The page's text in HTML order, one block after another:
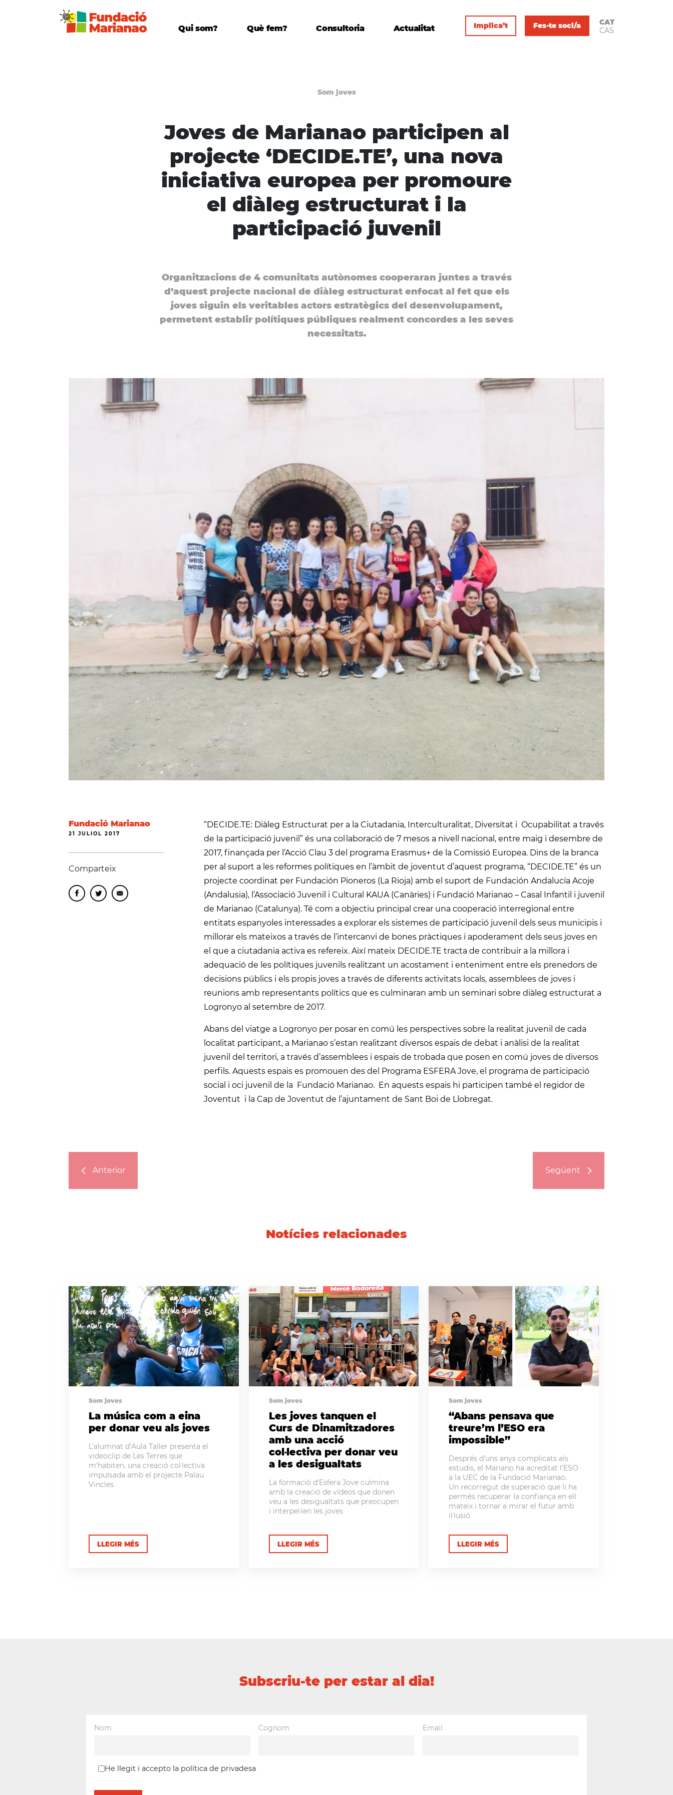
Qui som? Què fem? Consultoria Actualitat Implica’t Fes-te soci/a
CAT
CAS
Som joves
Joves de Marianao participen al
projecte ‘DECIDE.TE’, una nova
iniciativa europea per promoure
el diàleg estructurat i la
participació juvenil
Organitzacions de 4 comunitats autònomes cooperaran juntes a través
d’aquest projecte nacional de diàleg estructurat enfocat al fet que els
joves siguin els veritables actors estratègics del desenvolupament,
permetent establir polítiques públiques realment concordes a les seves
necessitats.
Fundació Marianao
21 JULIOL 2017
Comparteix
“DECIDE.TE: Diàleg Estructurat per a la Ciutadania, Interculturalitat, Diversitat i Ocupabilitat a través
de la participació juvenil” és una col·laboració de 7 mesos a nivell nacional, entre maig i desembre de
2017, finançada per l’Acció Clau 3 del programa Erasmus+ de la Comissió Europea. Dins de la branca
per al suport a les reformes polítiques en l’àmbit de joventut d’aquest programa, “DECIDE.TE” és un
projecte coordinat per Fundación Pioneros (La Rioja) amb el suport de Fundación Andalucía Acoje
(Andalusia), l’Associació Juvenil i Cultural KAUA (Canàries) i Fundació Marianao – Casal Infantil i juvenil
de Marianao (Catalunya). Té com a objectiu principal crear una cooperació interregional entre
entitats espanyoles interessades a explorar els sistemes de participació juvenil dels seus municipis i
millorar els mateixos a través de l’intercanvi de bones pràctiques i apoderament dels seus joves en
el que a ciutadania activa es refereix. Així mateix DECIDE.TE tracta de contribuir a la millora i
adequació de les polítiques juvenils realitzant un acostament i enteniment entre els prenedors de
decisions públics i els propis joves a través de diferents activitats locals, assemblees de joves i
reunions amb representants polítics que es culminaran amb un seminari sobre diàleg estructurat a
Logronyo al setembre de 2017.
Abans del viatge a Logronyo per posar en comú les perspectives sobre la realitat juvenil de cada
localitat participant, a Marianao s’estan realitzant diversos espais de debat i anàlisi de la realitat
juvenil del territori, a través d’assemblees i espais de trobada que posen en comú joves de diversos
perfils. Aquests espais es promouen des del Programa ESFERA Jove, el programa de participació
social i oci juvenil de la Fundació Marianao. En aquests espais hi participen també el regidor de
Joventut i la Cap de Joventut de l’ajuntament de Sant Boi de Llobregat.
Anterior Següent
Notícies relacionades
Som joves
La música com a eina
per donar veu als joves
L’alumnat d’Aula Taller presenta el
videoclip de Les Terres que
m’habiten, una creació col·lectiva
impulsada amb el projecte Palau
Vincles
LLEGIR MÉS
Som joves
Les joves tanquen el
Curs de Dinamitzadores
amb una acció
col·lectiva per donar veu
a les desigualtats
La formació d’Esfera Jove culmina
amb la creació de vídeos que donen
veu a les desigualtats que preocupen
i interpel·len les joves
LLEGIR MÉS
Som joves
“Abans pensava que
treure’m l’ESO era
impossible”
Després d’uns anys complicats als
estudis, el Mariano ha acreditat l’ESO
a la UEC de la Fundació Marianao.
Un recorregut de superació que li ha
permès recuperar la confiança en ell
mateix i tornar a mirar el futur amb
il·lusió
LLEGIR MÉS
Subscriu-te per estar al dia!
Nom Cognom Email
He llegit i accepto la política de privadesa